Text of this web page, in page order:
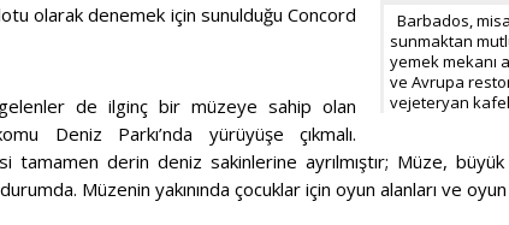
Barbados,
sunmaktan
yemek mekanı
ve Avrupa
vejeteryan
olarak denemek için sunulduğu Concord
de ilginç bir müzeye sahip olan
Deniz Parkı’nda yürüyüşe çıkmalı.
tamamen derin deniz sakinlerine ayrılmıştır; Müze,
Müzenin yakınında çocuklar için oyun alanları ve